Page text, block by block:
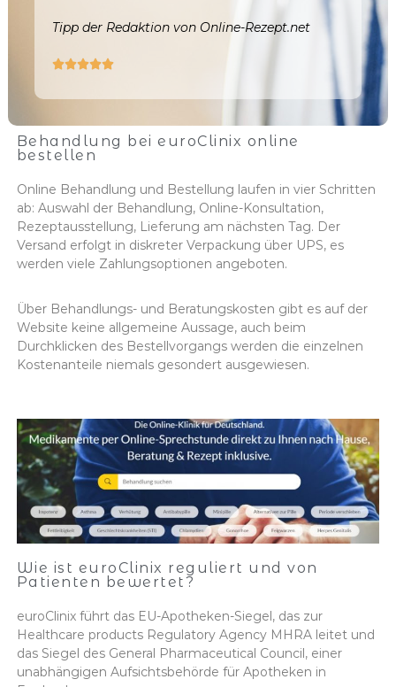
Tipp der Redaktion von Online-Rezept.net

Behandlung bei euroClinix online
bestellen
Online Behandlung und Bestellung laufen in vier Schritten
ab: Auswahl der Behandlung, Online-Konsultation,
Rezeptausstellung, Lieferung am nächsten Tag. Der
Versand erfolgt in diskreter Verpackung über UPS, es
werden viele Zahlungsoptionen angeboten.
Über Behandlungs- und Beratungskosten gibt es auf der
Website keine allgemeine Aussage, auch beim
Durchklicken des Bestellvorgangs werden die einzelnen
Kostenanteile niemals gesondert ausgewiesen.
Wie ist euroClinix reguliert und von
Patienten bewertet?
euroClinix führt das EU-Apotheken-Siegel, das zur
Healthcare products Regulatory Agency MHRA leitet und
das Siegel des General Pharmaceutical Council, einer
unabhängigen Aufsichtsbehörde für Apotheken in